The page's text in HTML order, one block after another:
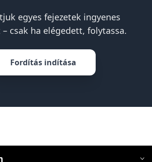
egyes fejezetek ingyenes
csak ha elégedett, folytassa.
Fordítás indítása